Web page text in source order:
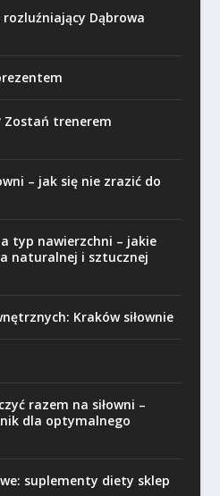
Dąbrowa
Zostań trenerem
– jak się nie zrazić do
typ nawierzchni – jakie
naturalnej i sztucznej
Kraków siłownie
razem na siłowni –
dla optymalnego
suplementy diety sklep